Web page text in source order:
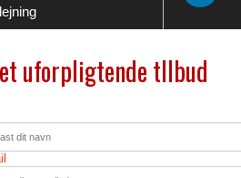
uforpligtende tllbud